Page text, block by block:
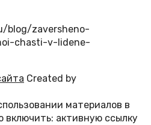
blog/zaversheno-
chasti-v-lidene-
Created by
материалов в
включить: активную ссылку